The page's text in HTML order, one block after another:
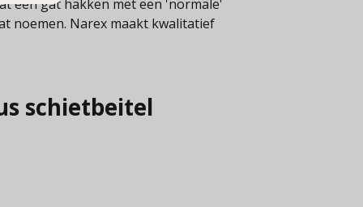
een gat hakken met een 'normale'
noemen. Narex maakt kwalitatief
schietbeitel